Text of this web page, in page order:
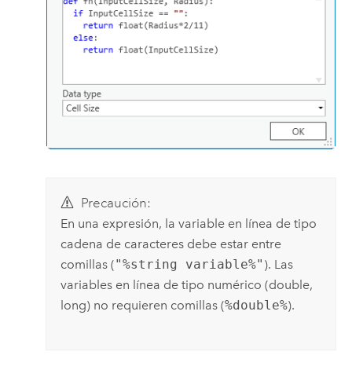
Precaución:
En una expresión, la variable en línea de tipo
cadena de caracteres debe estar entre
comillas ("%string variable%" ). Las
variables en línea de tipo numérico (double,
long) no requieren comillas (%double%).